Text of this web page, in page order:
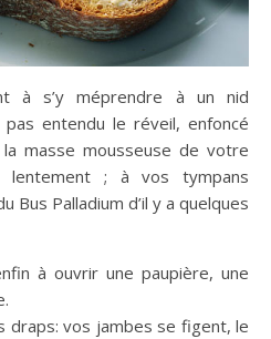
à s’y méprendre à un nid
pas entendu le réveil, enfoncé
masse mousseuse de votre
lentement ; à vos tympans
Bus Palladium d’il y a quelques
à ouvrir une paupière, une
draps: vos jambes se figent, le